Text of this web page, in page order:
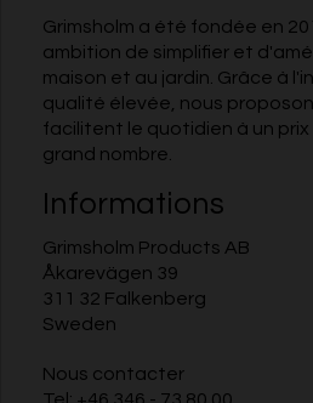
Grimsholm a été fondée en
ambition de simplifier et
maison et au jardin. Grâce à
qualité élevée, nous
facilitent le quotidien à un
grand nombre.
Informations
Grimsholm Products AB
Åkarevägen 39
311 32 Falkenberg
Sweden
Nous contacter